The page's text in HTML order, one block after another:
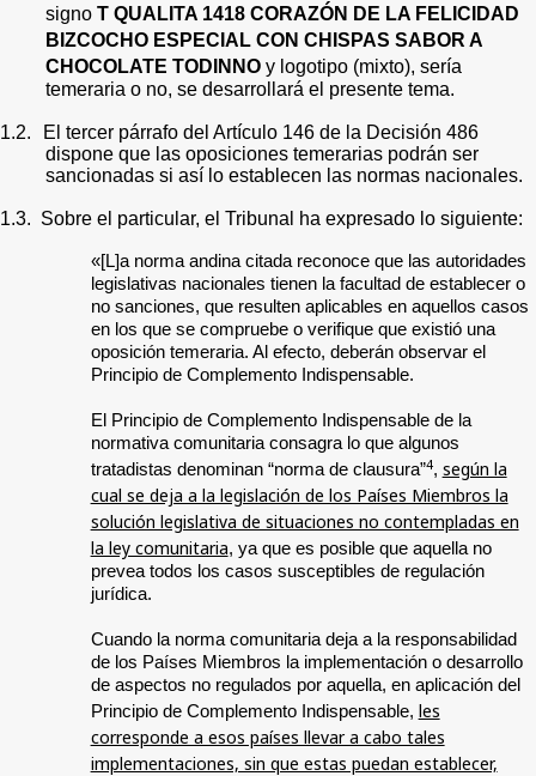
signo T QUALITA 1418 CORAZÓN DE LA FELICIDAD
BIZCOCHO ESPECIAL CON CHISPAS SABOR A
CHOCOLATE TODINNOy logotipo (mixto), sería
temeraria o no, se desarrollará el presente tema.
1.2.
El tercer párrafo del Artículo 146 de la Decisión 486
dispone que las oposiciones temerarias podrán ser
sancionadas si así lo establecen las normas nacionales.
1.3. Sobre el particular, el Tribunal ha expresado lo siguiente:
«[L]a norma andina citada reconoce que las autoridades
legislativas nacionales tienen la facultad de establecer o
no sanciones, que resulten aplicables en aquellos casos
en los que se compruebe o verifique que existió una
oposición temeraria. Al efecto, deberán observar el
Principio de Complemento Indispensable.
El Principio de Complemento Indispensable de la
normativa comunitaria consagra lo que algunos
tratadistas denominan “norma de clausura”4, según la
cual se deja a la legislación de los Países Miembros la
solución legislativa de situaciones no contempladas en
la ley comunitaria, ya que es posible que aquella no
prevea todos los casos susceptibles de regulación
jurídica.
Cuando la norma comunitaria deja a la responsabilidad
de los Países Miembros la implementación o desarrollo
de aspectos no regulados por aquella, en aplicación del
Principio de Complemento Indispensable, les
corresponde a esos países llevar a cabo tales
implementaciones, sin que estas puedan establecer,